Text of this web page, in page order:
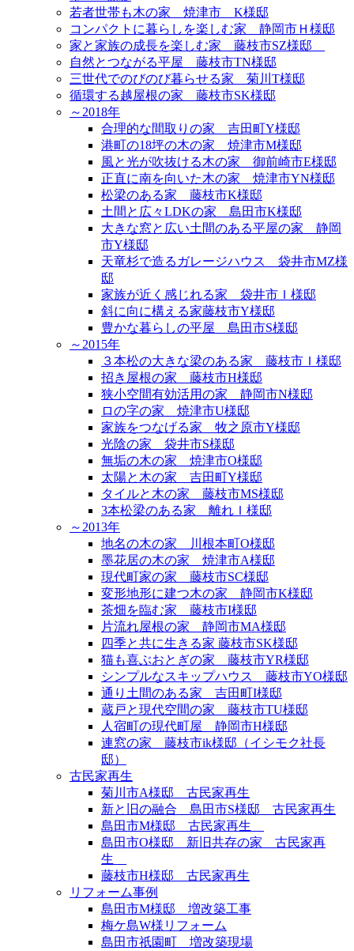
若者世帯も木の家 焼津市 K様邸
コンパクトに暮らしを楽しむ家 静岡市Ｈ様邸
家と家族の成長を楽しむ家 藤枝市SZ様邸
自然とつながる平屋 藤枝市TN様邸
三世代でのびのび暮らせる家 菊川T様邸
循環する越屋根の家 藤枝市SK様邸
～2018年
合理的な間取りの家 吉田町Y様邸
港町の18坪の木の家 焼津市M様邸
風と光が吹抜ける木の家 御前崎市E様邸
正直に南を向いた木の家 焼津市YN様邸
松梁のある家 藤枝市K様邸
土間と広々LDKの家 島田市K様邸
大きな窓と広い土間のある平屋の家 静岡
市Y様邸
天竜杉で造るガレージハウス 袋井市MZ様
邸
家族が近く感じれる家 袋井市Ｉ様邸
斜に向に構える家藤枝市Y様邸
豊かな暮らしの平屋 島田市S様邸
～2015年
３本松の大きな梁のある家 藤枝市Ｉ様邸
招き屋根の家 藤枝市H様邸
狭小空間有効活用の家 静岡市N様邸
ロの字の家 焼津市U様邸
家族をつなげる家 牧之原市Y様邸
光陰の家 袋井市S様邸
無垢の木の家 焼津市O様邸
太陽と木の家 吉田町Y様邸
タイルと木の家 藤枝市MS様邸
3本松梁のある家 離れＩ様邸
～2013年
地名の木の家 川根本町O様邸
墨花居の木の家 焼津市A様邸
現代町家の家 藤枝市SC様邸
変形地形に建つ木の家 静岡市K様邸
茶畑を臨む家 藤枝市I様邸
片流れ屋根の家 静岡市MA様邸
四季と共に生きる家 藤枝市SK様邸
猫も喜ぶおとぎの家 藤枝市YR様邸
シンプルなスキップハウス 藤枝市YO様邸
通り土間のある家 吉田町I様邸
蔵戸と現代空間の家 藤枝市TU様邸
人宿町の現代町屋 静岡市H様邸
連窓の家 藤枝市ik様邸（イシモク社長
邸）
古民家再生
菊川市A様邸 古民家再生
新と旧の融合 島田市S様邸 古民家再生
島田市M様邸 古民家再生
島田市O様邸 新旧共存の家 古民家再
生
藤枝市H様邸 古民家再生
リフォーム事例
島田市M様邸 増改築工事
梅ケ島W様リフォーム
島田市祇園町 増改築現場